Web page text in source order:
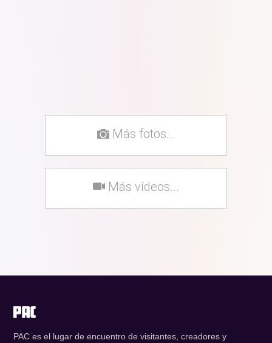
Más fotos...
Más vídeos...
PAC es el lugar de encuentro de visitantes, creadores y